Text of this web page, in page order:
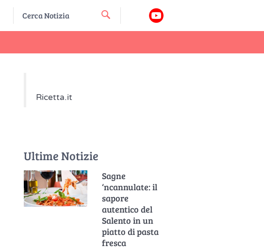
Ricetta.it
Ultime Notizie
Sagne
‘ncannulate: il
sapore
autentico del
Salento in un
piatto di pasta
fresca